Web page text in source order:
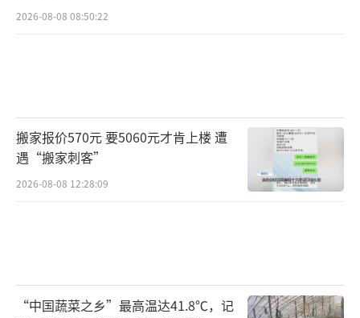
2026-08-08 08:50:22
搬家报价570元 要5060元才肯上楼 遭
遇“搬家刺客”
2026-08-08 12:28:09
“中国蔬菜之乡”最高温达41.8℃，记